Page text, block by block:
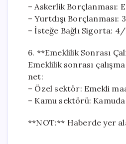
– Askerlik Borçlanması:
– Yurtdışı Borçlanması:
– İsteğe Bağlı Sigorta:
6. **Emeklilik Sonrası
Emeklilik sonrası
net:
– Özel sektör: Emekli
– Kamu sektörü:
**NOT:** Haberde yer